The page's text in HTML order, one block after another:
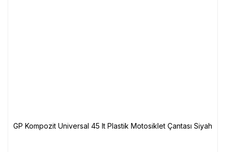
GP Kompozit Universal 45 lt Plastik Motosiklet Çantası Siyah